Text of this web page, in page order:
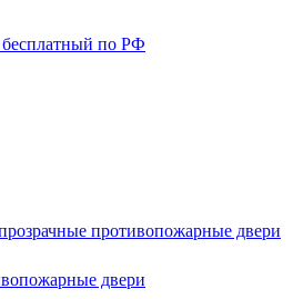
по РФ
противопожарные двери
двери